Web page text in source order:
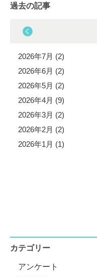
過去の記事
2026年7月 (2)
2026年6月 (2)
2026年5月 (2)
2026年4月 (9)
2026年3月 (2)
2026年2月 (2)
2026年1月 (1)
カテゴリー
アンケート